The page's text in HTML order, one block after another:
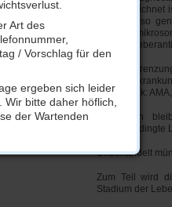
auch als so
Nieren-,
lösliche
In der
sowie
(Diagnostik:
Schließlich
alkoholbedingte
Unbehandelt
Zum Teil wird
Stadium der
Art des
/ Vorschlag für den
ergeben sich leider
bitte daher höflich,
der Wartenden